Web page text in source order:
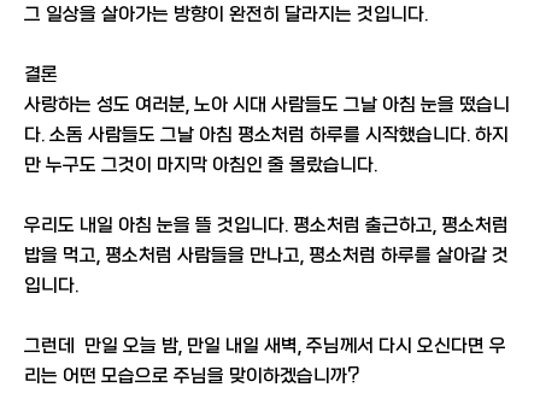
그 일상을 살아가는 방향이 완전히 달라지는 것입니다.
결론
사랑하는 성도 여러분, 노아 시대 사람들도 그날 아침 눈을 떴습니
다. 소돔 사람들도 그날 아침 평소처럼 하루를 시작했습니다. 하지
만 누구도 그것이 마지막 아침인 줄 몰랐습니다.
우리도 내일 아침 눈을 뜰 것입니다. 평소처럼 출근하고, 평소처럼
밥을 먹고, 평소처럼 사람들을 만나고, 평소처럼 하루를 살아갈 것
입니다.
그런데 만일 오늘 밤, 만일 내일 새벽, 주님께서 다시 오신다면 우
리는 어떤 모습으로 주님을 맞이하겠습니까?